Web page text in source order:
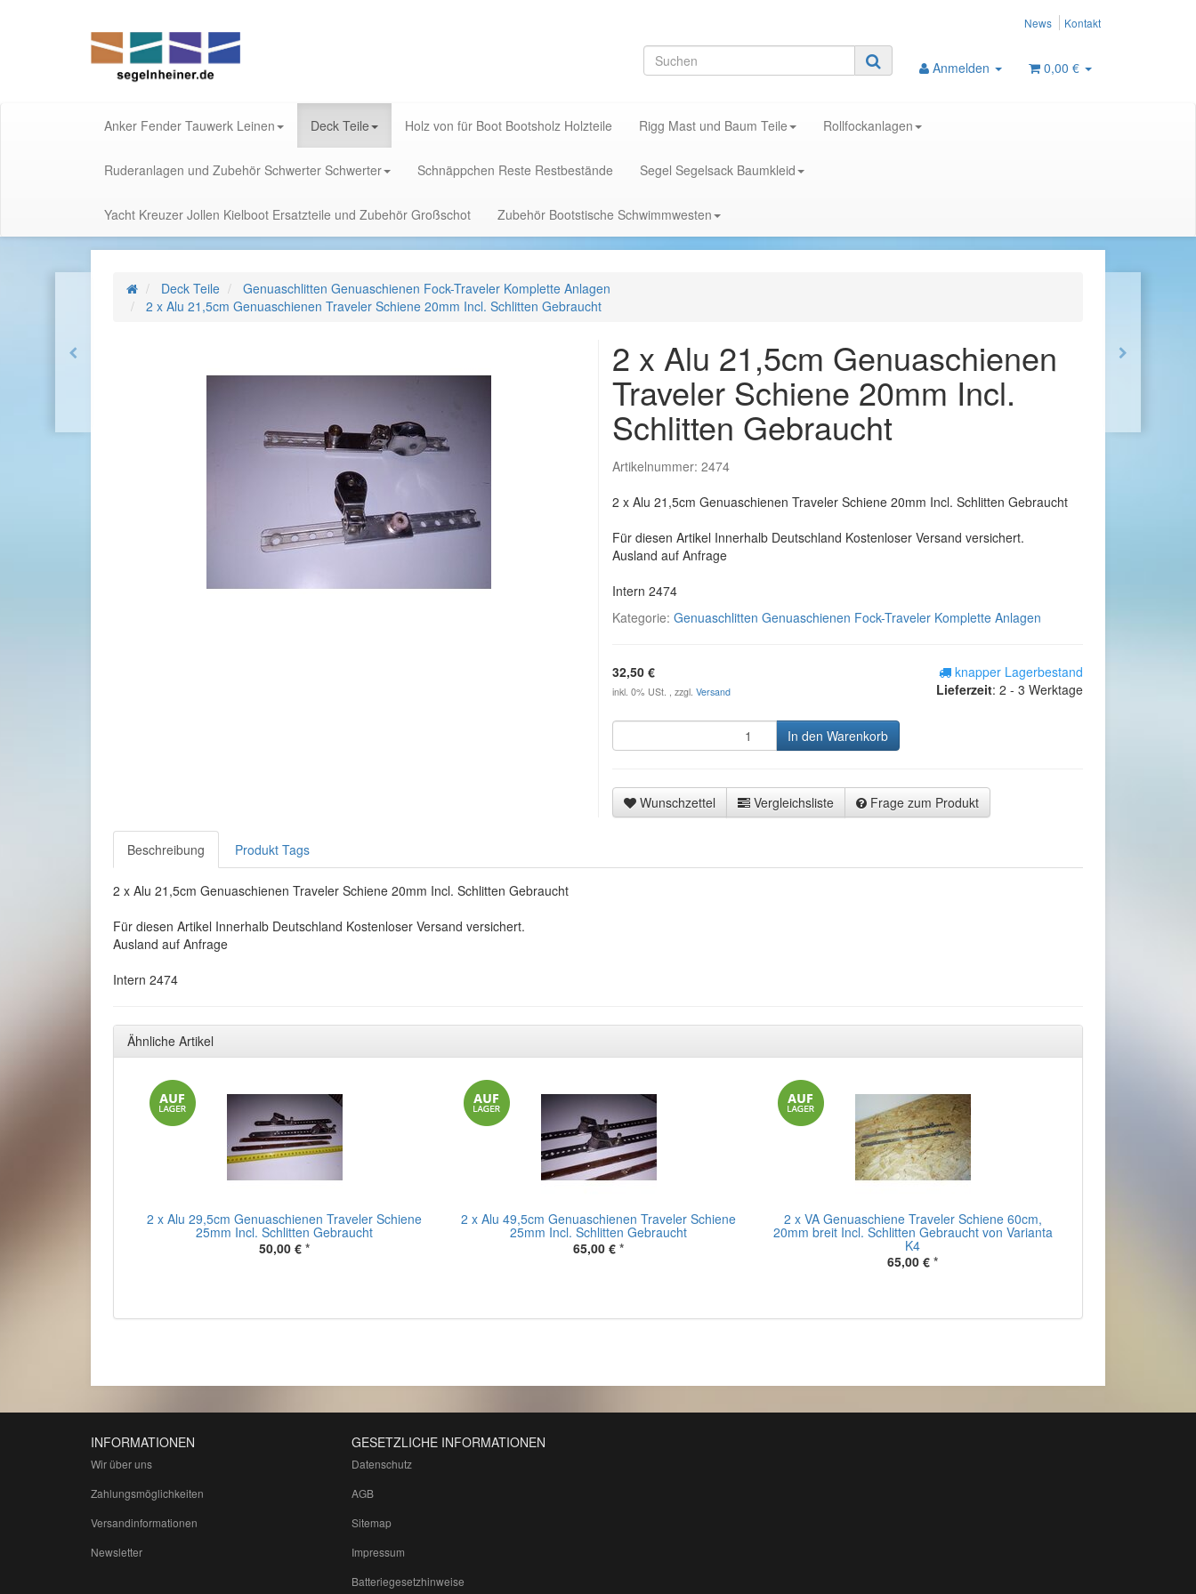
News Kontakt
Anmelden 0,00 €
Anker Fender Tauwerk Leinen Deck Teile Holz von für Boot Bootsholz Holzteile Rigg Mast und Baum Teile Rollfockanlagen
Ruderanlagen und Zubehör Schwerter Schwerter Schnäppchen Reste Restbestände Segel Segelsack Baumkleid
Yacht Kreuzer Jollen Kielboot Ersatzteile und Zubehör Großschot Zubehör Bootstische Schwimmwesten
Deck Teile
Genuaschlitten Genuaschienen Fock-Traveler Komplette Anlagen
2 x Alu 21,5cm Genuaschienen Traveler Schiene 20mm Incl. Schlitten Gebraucht
2 x Alu 21,5cm Genuaschienen
Traveler Schiene 20mm Incl.
Schlitten Gebraucht
Artikelnummer: 2474
2 x Alu 21,5cm Genuaschienen Traveler Schiene 20mm Incl. Schlitten Gebraucht
Für diesen Artikel Innerhalb Deutschland Kostenloser Versand versichert.
Ausland auf Anfrage
Intern 2474
Kategorie: Genuaschlitten Genuaschienen Fock-Traveler Komplette Anlagen
32,50 €
inkl. 0% USt. , zzgl. Versand
knapper Lagerbestand
Lieferzeit: 2 - 3 Werktage
In den Warenkorb
Wunschzettel Vergleichsliste Frage zum Produkt
Beschreibung Produkt Tags
2 x Alu 21,5cm Genuaschienen Traveler Schiene 20mm Incl. Schlitten Gebraucht
Für diesen Artikel Innerhalb Deutschland Kostenloser Versand versichert.
Ausland auf Anfrage
Intern 2474
Ähnliche Artikel
2 x Alu 29,5cm Genuaschienen Traveler Schiene
25mm Incl. Schlitten Gebraucht
50,00 € *
2 x Alu 49,5cm Genuaschienen Traveler Schiene
25mm Incl. Schlitten Gebraucht
65,00 € *
2 x VA Genuaschiene Traveler Schiene 60cm,
20mm breit Incl. Schlitten Gebraucht von Varianta
K4
65,00 € *
INFORMATIONEN
Wir über uns
Zahlungsmöglichkeiten
Versandinformationen
Newsletter
GESETZLICHE INFORMATIONEN
Datenschutz
AGB
Sitemap
Impressum
Batteriegesetzhinweise